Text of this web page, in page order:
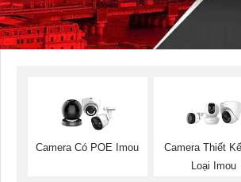
Camera Có POE Imou
Camera Thiết
Loại Imou